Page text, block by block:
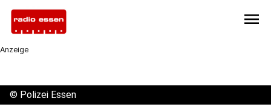
menu
Anzeige
© Polizei Essen